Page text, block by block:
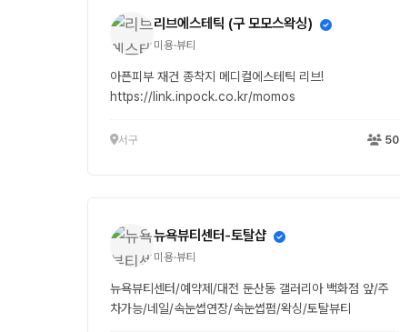
리브에스테틱 (구 모모스왁싱)
미용·뷰티
아픈피부 재건 종착지 메디컬에스테틱 리브!
https://link.inpock.co.kr/momos
서구 50
뉴욕뷰티센터-토탈샵
미용·뷰티
뉴욕뷰티센터/예약제/대전 둔산동 갤러리아 백화점 앞/주
차가능/네일/속눈썹연장/속눈썹펌/왁싱/토탈뷰티